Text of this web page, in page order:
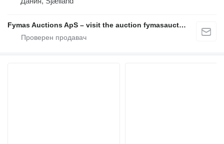
Fymas Auctions ApS – visit the auction fymasauctions.dk